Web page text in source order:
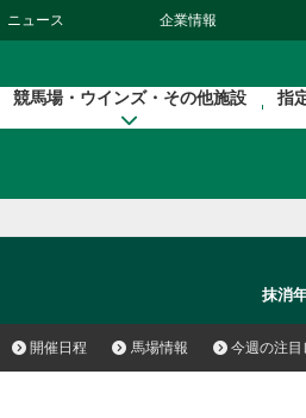
ニュース 企業情報
競馬場・ウインズ・その他施設 指
抹消
開催日程 馬場情報 今週の注目